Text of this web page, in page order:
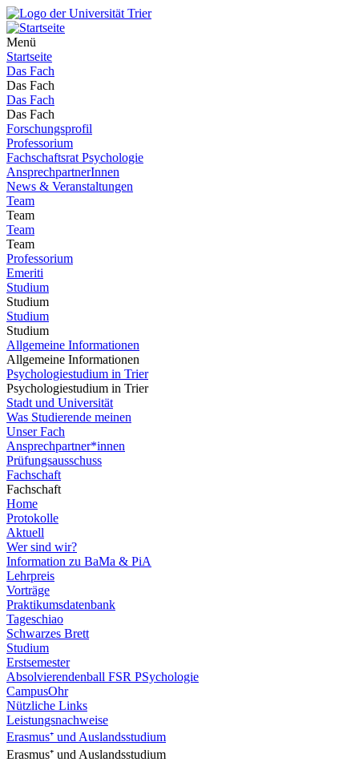
Menü
Startseite
Das Fach
Das Fach
Das Fach
Das Fach
Forschungsprofil
Professorium
Fachschaftsrat Psychologie
AnsprechpartnerInnen
News & Veranstaltungen
Team
Team
Team
Team
Professorium
Emeriti
Studium
Studium
Studium
Studium
Allgemeine Informationen
Allgemeine Informationen
Psychologiestudium in Trier
Psychologiestudium in Trier
Stadt und Universität
Was Studierende meinen
Unser Fach
Ansprechpartner*innen
Prüfungsausschuss
Fachschaft
Fachschaft
Home
Protokolle
Aktuell
Wer sind wir?
Information zu BaMa & PiA
Lehrpreis
Vorträge
Praktikumsdatenbank
Tageschiao
Schwarzes Brett
Studium
Erstsemester
Absolvierendenball FSR PSychologie
CampusOhr
Nützliche Links
Leistungsnachweise
Erasmus⁺ und Auslandsstudium
Erasmus⁺ und Auslandsstudium